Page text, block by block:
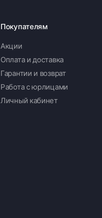
Покупателям
Акции
Оплата и доставка
Гарантии и возврат
Работа с юрлицами
Личный кабинет